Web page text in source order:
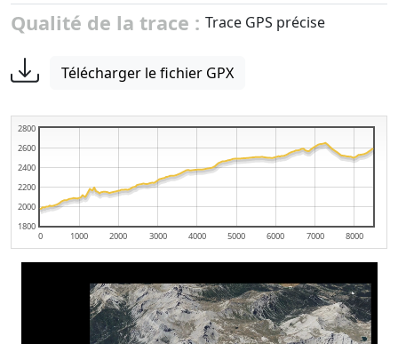
Qualité de la trace : Trace GPS précise
Télécharger le fichier GPX
0 1000 2000 3000 4000 5000 6000 7000 8000
1800
2000
2200
2400
2600
2800